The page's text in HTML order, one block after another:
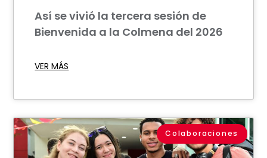
Así se vivió la tercera sesión de
Bienvenida a la Colmena del 2026
VER MÁS
Colaboraciones